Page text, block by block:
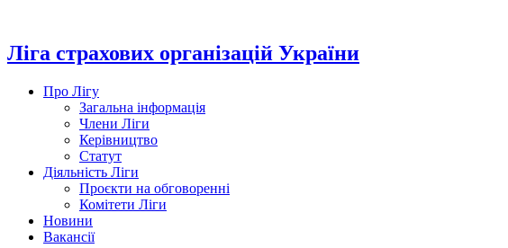
вмісту
Ліга страхових організацій України
Про Лігу
Загальна інформація
Члени Ліги
Керівництво
Статут
Діяльність Ліги
Проєкти на обговоренні
Комітети Ліги
Новини
Вакансії